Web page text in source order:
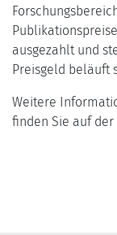
ausgezahlt und
Preisgeld beläuft
Weitere
finden Sie auf der